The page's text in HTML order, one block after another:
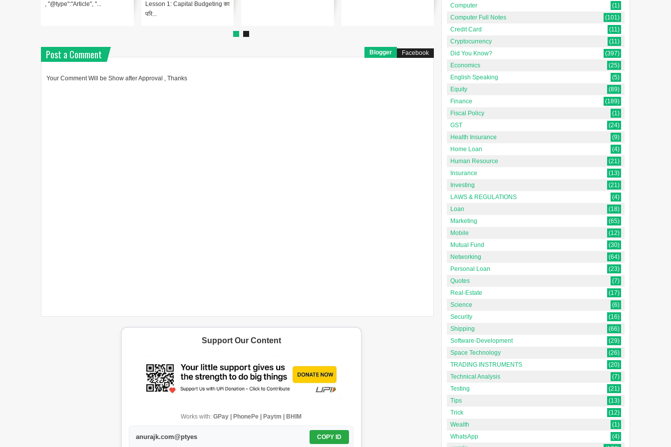
, "@type":"Article", "...
Lesson 1: Capital Budgeting का
परि...
किर...
Post a Comment Blogger Facebook
Your Comment Will be Show after Approval , Thanks
Support Our Content
Works with:GPay | PhonePe | Paytm | BHIM
anurajk.com@ptyes COPY ID
Computer
(1)
Computer Full Notes
(101)
Credit Card
(11)
Cryptocurrency
(11)
Did You Know?
(397)
Economics
(25)
English Speaking
(5)
Equity
(89)
Finance
(189)
Fiscal Policy
(1)
GST
(24)
Health Insurance
(9)
Home Loan
(4)
Human Resource
(21)
Insurance
(13)
Investing
(21)
LAWS & REGULATIONS
(4)
Loan
(18)
Marketing
(65)
Mobile
(12)
Mutual Fund
(30)
Networking
(64)
Personal Loan
(23)
Quotes
(7)
Real-Estate
(17)
Science
(6)
Security
(16)
Shipping
(66)
Software-Development
(29)
Space Technology
(26)
TRADING INSTRUMENTS
(20)
Technical Analysis
(7)
Testing
(21)
Tips
(13)
Trick
(12)
Wealth
(1)
WhatsApp
(4)